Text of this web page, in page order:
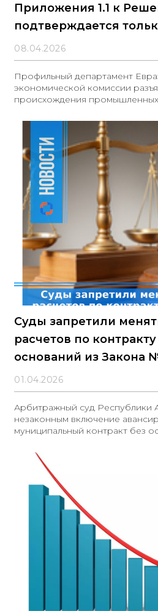
Приложения 1.1 к
подтверждается
ЕРПТ
08.04.2026
Профильный департамент
экономической комиссии
происхождения промышленных
необходимо подтверждать
сведениями Евразийского
продукции (ЕРПТ).
принимаются.С января 2026
ЕЭК № 117 существенно
Решению № 105 — перечень
двумя десятками позиций,
изделия
Суды запретили
расчетов по
оснований из Закона
01.04.2026
Арбитражный суд Республики
незаконным включение
муниципальный контракт без